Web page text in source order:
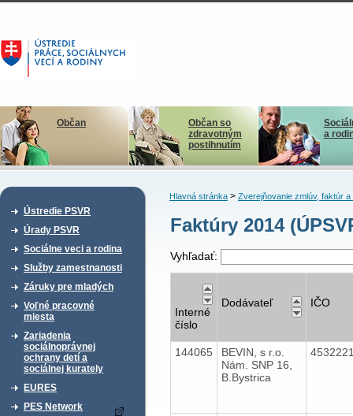
Občan
Občan so
zdravotným
postihnutím
a
Ústredie PSVR
Úrady PSVR
Sociálne veci a rodina
Služby zamestnanosti
Záruky pre mladých
Voľné pracovné
miesta
Zariadenia
sociálnoprávnej
ochrany detí a
sociálnej kurately
EURES
PES Network
Hlavná stránka> Zverejňovanie zmlúv, faktúr a
Faktúry 2014
Vyhľadať:
Interné
číslo
Dodávateľ IČO
144065
BEVIN, s r.o.
Nám. SNP 16,
B.Bystrica